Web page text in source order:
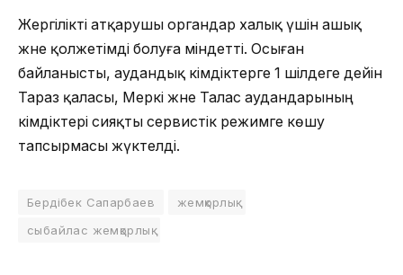
Жергілікті атқарушы органдар халық үшін ашық
және қолжетімді болуға міндетті. Осыған
байланысты, аудандық әкімдіктерге 1 шілдеге дейін
Тараз қаласы, Меркі және Талас аудандарының
әкімдіктері сияқты сервистік режимге көшу
тапсырмасы жүктелді.
Бердібек Сапарбаев
жемқорлық
сыбайлас жемқорлық